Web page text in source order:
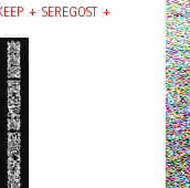
+ SEREGOST +